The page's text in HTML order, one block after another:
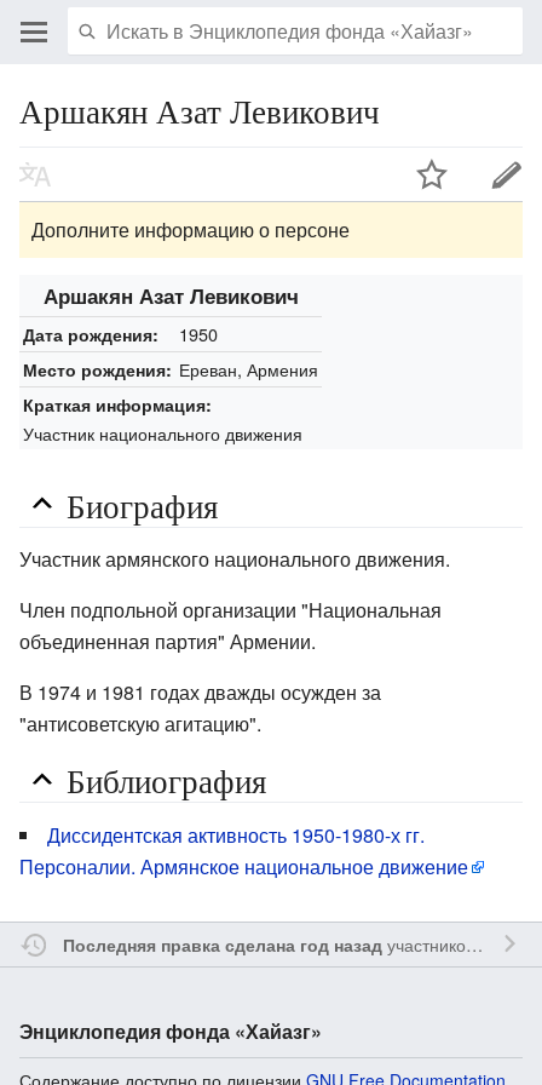
Аршакян Азат Левикович
Дополните информацию о персоне
Аршакян Азат Левикович
Дата рождения: 1950
Место рождения: Ереван, Армения
Краткая информация:
Участник национального движения
Биография
Участник армянского национального движения.
Член подпольной организации "Национальная
объединенная партия" Армении.
В 1974 и 1981 годах дважды осужден за
"антисоветскую агитацию".
Библиография
Диссидентская активность 1950-1980-х гг.
Персоналии. Армянское национальное движение
Последняя правка сделана год назадучастником
Энциклопедия фонда «Хайазг»
Содержание доступно по лицензии GNU Free Documentation